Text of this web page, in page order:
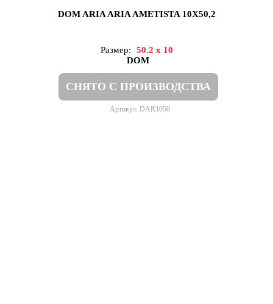
DOM ARIA ARIA AMETISTA 10X50,2
Размер:
50.2 x 10
DOM
СНЯТО С ПРОИЗВОДСТВА
Артикул: DAR1050